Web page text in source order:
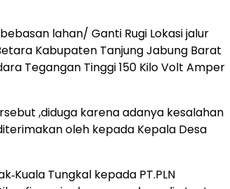
lahan/ Ganti Rugi Lokasi jalur
Kabupaten Tanjung Jabung Barat
Tegangan Tinggi 150 Kilo Volt Amper
,diduga karena adanya kesalahan
oleh kepada Kepala Desa
Tungkal kepada PT.PLN